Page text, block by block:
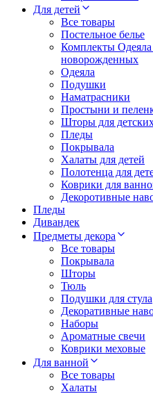
Для детей
Все товары
Постельное белье
Комплекты
новорожденных
Одеяла
Подушки
Наматрасники
Простыни и
Шторы для
Пледы
Покрывала
Халаты для детей
Полотенца для
Коврики для
Декоротивные
Пледы
Дивандек
Предметы декора
Все товары
Покрывала
Шторы
Тюль
Подушки для стула
Декоративные
Наборы
Ароматные свечи
Коврики меховые
Для ванной
Все товары
Халаты